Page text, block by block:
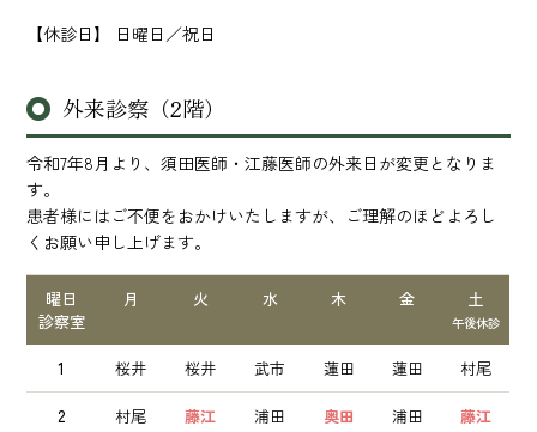
【休診日】 日曜日／祝日
外来診察（2階）
令和7年8月より、須田医師・江藤医師の外来日が変更となりま
す。
患者様にはご不便をおかけいたしますが、ご理解のほどよろし
くお願い申し上げます。
曜日
診察室
月 火 水 木 金 土
午後休診
1 桜井 桜井 武市 蓮田 蓮田 村尾
2 村尾 藤江 浦田 奥田 浦田 藤江